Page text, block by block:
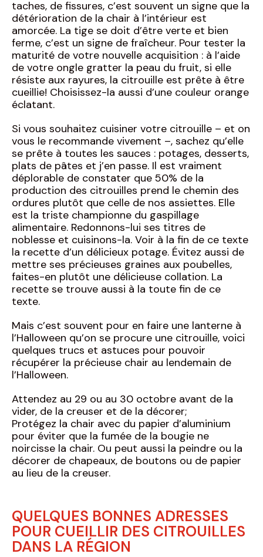
taches, de fissures, c’est souvent un signe que la
détérioration de la chair à l’intérieur est
amorcée. La tige se doit d’être verte et bien
ferme, c’est un signe de fraîcheur. Pour tester la
maturité de votre nouvelle acquisition : à l’aide
de votre ongle gratter la peau du fruit, si elle
résiste aux rayures, la citrouille est prête à être
cueillie! Choisissez-la aussi d’une couleur orange
éclatant.
Si vous souhaitez cuisiner votre citrouille – et on
vous le recommande vivement –, sachez qu’elle
se prête à toutes les sauces : potages, desserts,
plats de pâtes et j’en passe. Il est vraiment
déplorable de constater que 50% de la
production des citrouilles prend le chemin des
ordures plutôt que celle de nos assiettes. Elle
est la triste championne du gaspillage
alimentaire. Redonnons-lui ses titres de
noblesse et cuisinons-la. Voir à la fin de ce texte
la recette d’un délicieux potage. Évitez aussi de
mettre ses précieuses graines aux poubelles,
faites-en plutôt une délicieuse collation. La
recette se trouve aussi à la toute fin de ce
texte.
Mais c’est souvent pour en faire une lanterne à
l’Halloween qu’on se procure une citrouille, voici
quelques trucs et astuces pour pouvoir
récupérer la précieuse chair au lendemain de
l’Halloween.
Attendez au 29 ou au 30 octobre avant de la
vider, de la creuser et de la décorer;
Protégez la chair avec du papier d’aluminium
pour éviter que la fumée de la bougie ne
noircisse la chair. Ou peut aussi la peindre ou la
décorer de chapeaux, de boutons ou de papier
au lieu de la creuser.
QUELQUES BONNES ADRESSES
POUR CUEILLIR DES CITROUILLES
DANS LA RÉGION